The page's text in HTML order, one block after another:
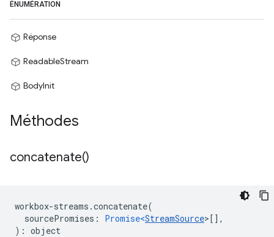
ÉNUMÉRATION
Réponse
ReadableStream
BodyInit
Méthodes
concatenate()
workbox-streams .concatenate(
sourcePromises : Promise<StreamSource>[],
) : object